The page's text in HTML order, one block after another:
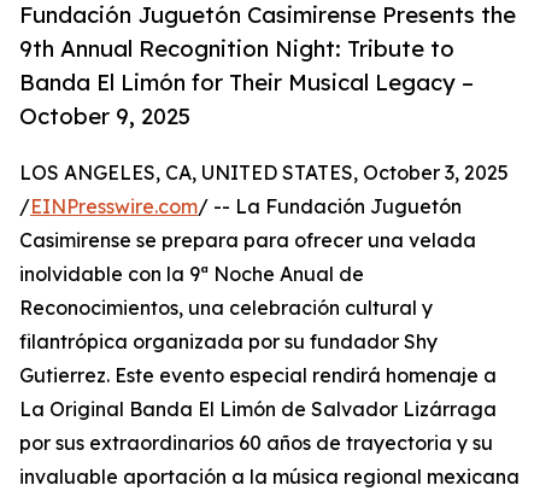
Fundación Juguetón Casimirense Presents the
9th Annual Recognition Night: Tribute to
Banda El Limón for Their Musical Legacy –
October 9, 2025
LOS ANGELES, CA, UNITED STATES, October 3, 2025
/EINPresswire.com/ -- La Fundación Juguetón
Casimirense se prepara para ofrecer una velada
inolvidable con la 9ª Noche Anual de
Reconocimientos, una celebración cultural y
filantrópica organizada por su fundador Shy
Gutierrez. Este evento especial rendirá homenaje a
La Original Banda El Limón de Salvador Lizárraga
por sus extraordinarios 60 años de trayectoria y su
invaluable aportación a la música regional mexicana